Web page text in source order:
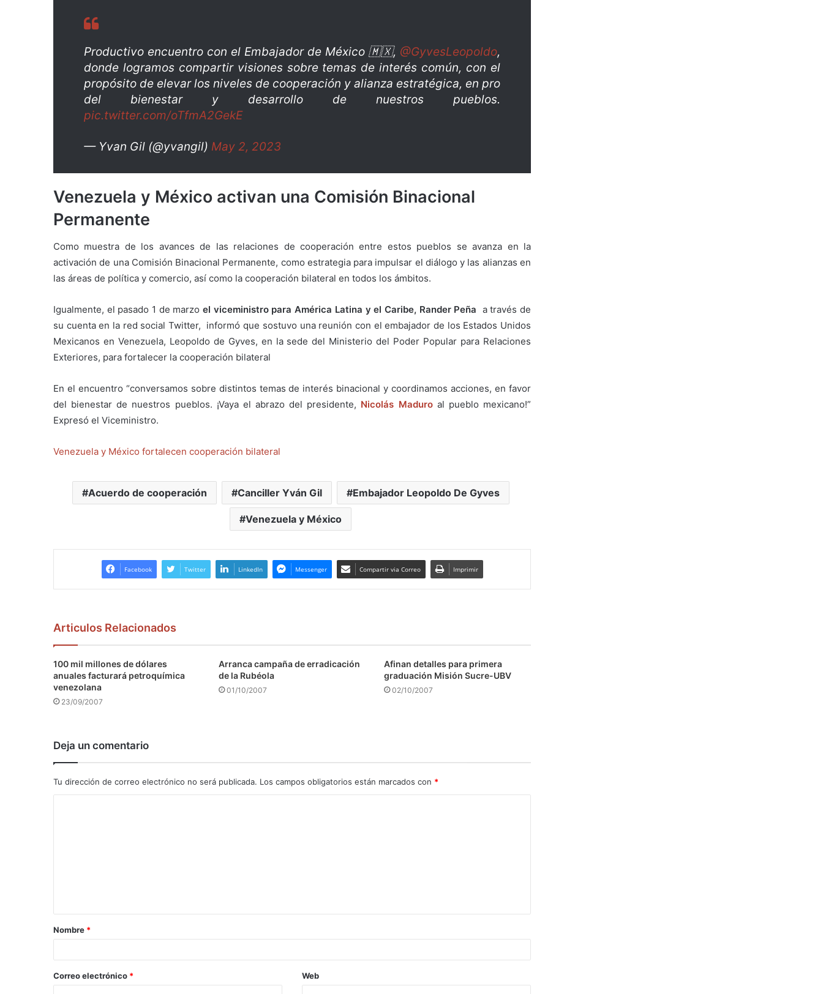
Productivo encuentro con el Embajador de México 🇲🇽, @GyvesLeopoldo,
donde logramos compartir visiones sobre temas de interés común, con el
propósito de elevar los niveles de cooperación y alianza estratégica, en pro
del bienestar y desarrollo de nuestros pueblos.
pic.twitter.com/oTfmA2GekE
— Yvan Gil (@yvangil) May 2, 2023
Venezuela y México activan una Comisión Binacional
Permanente
Como muestra de los avances de las relaciones de cooperación entre estos pueblos se avanza en la
activación de una Comisión Binacional Permanente, como estrategia para impulsar el diálogo y las alianzas en
las áreas de política y comercio, así como la cooperación bilateral en todos los ámbitos.
Igualmente, el pasado 1 de marzoel viceministro para América Latina y el Caribe, Rander Peña a través de
su cuenta en la red social Twitter, informó que sostuvo una reunión con el embajador de los Estados Unidos
Mexicanos en Venezuela, Leopoldo de Gyves, en la sede del Ministerio del Poder Popular para Relaciones
Exteriores, para fortalecer la cooperación bilateral
En el encuentro “conversamos sobre distintos temas de interés binacional y coordinamos acciones, en favor
del bienestar de nuestros pueblos. ¡Vaya el abrazo del presidente, Nicolás Maduroal pueblo mexicano!”
Expresó el Viceministro.
Venezuela y México fortalecen cooperación bilateral
Acuerdo de cooperación Canciller Yván Gil Embajador Leopoldo De Gyves
Venezuela y México
Facebook Twitter LinkedIn Messenger Compartir via Correo Imprimir
Articulos Relacionados
100 mil millones de dólares
anuales facturará petroquímica
venezolana
23/09/2007
Arranca campaña de erradicación
de la Rubéola
01/10/2007
Afinan detalles para primera
graduación Misión Sucre-UBV
02/10/2007
Deja un comentario
Tu dirección de correo electrónico no será publicada. Los campos obligatorios están marcados con *
a
r
*
Nombre *
Correo electrónico * Web